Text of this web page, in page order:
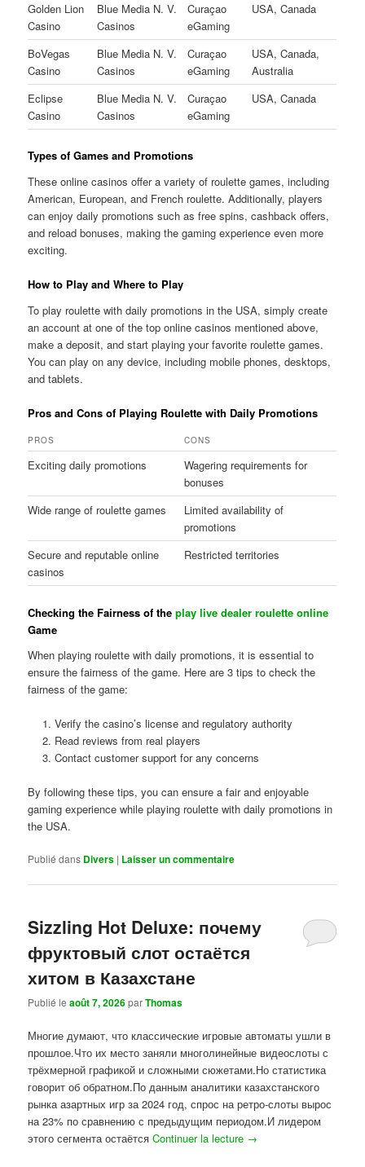
Golden Lion
Casino
Blue Media N. V.
Casinos
Curaçao
eGaming
USA, Canada
BoVegas
Casino
Blue Media N. V.
Casinos
Curaçao
eGaming
USA, Canada,
Australia
Eclipse
Casino
Blue Media N. V.
Casinos
Curaçao
eGaming
USA, Canada
Types of Games and Promotions
These online casinos offer a variety of roulette games, including
American, European, and French roulette. Additionally, players
can enjoy daily promotions such as free spins, cashback offers,
and reload bonuses, making the gaming experience even more
exciting.
How to Play and Where to Play
To play roulette with daily promotions in the USA, simply create
an account at one of the top online casinos mentioned above,
make a deposit, and start playing your favorite roulette games.
You can play on any device, including mobile phones, desktops,
and tablets.
Pros and Cons of Playing Roulette with Daily Promotions
PROS CONS
Exciting daily promotions
Wagering requirements for
bonuses
Wide range of roulette games
Limited availability of
promotions
Secure and reputable online
casinos
Restricted territories
Checking the Fairness of theplay live dealer roulette online
Game
When playing roulette with daily promotions, it is essential to
ensure the fairness of the game. Here are 3 tips to check the
fairness of the game:
Verify the casino’s license and regulatory authority
Read reviews from real players
Contact customer support for any concerns
By following these tips, you can ensure a fair and enjoyable
gaming experience while playing roulette with daily promotions in
the USA.
Publié dans Divers | Laisser un commentaire
Sizzling Hot Deluxe: почему
фруктовый слот остаётся
хитом в Казахстане
Publié leaoût 7, 2026parThomas
Многие думают, что классические игровые автоматы ушли в
прошлое.Что их место заняли многолинейные видеослоты с
трёхмерной графикой и сложными сюжетами.Но статистика
говорит об обратном.По данным аналитики казахстанского
рынка азартных игр за 2024 год, спрос на ретро-слоты вырос
на 23% по сравнению с предыдущим периодом.И лидером
этого сегмента остаётсяContinuer la lecture →